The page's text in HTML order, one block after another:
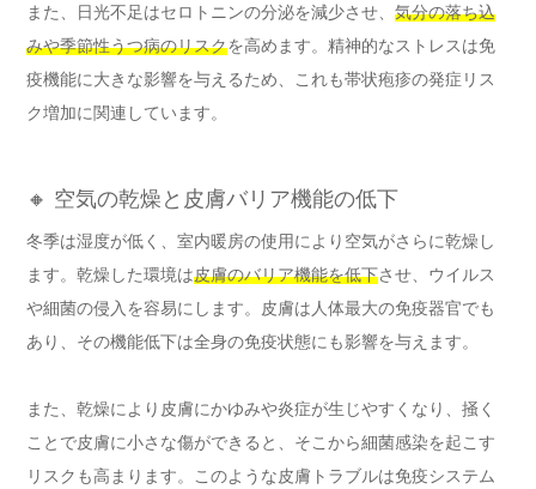
また、日光不足はセロトニンの分泌を減少させ、 気分の落ち込
みや季節性うつ病のリスクを高めます。精神的なストレスは免
疫機能に大きな影響を与えるため、これも帯状疱疹の発症リス
ク増加に関連しています。
🔸 空気の乾燥と皮膚バリア機能の低下
冬季は湿度が低く、室内暖房の使用により空気がさらに乾燥し
ます。乾燥した環境は皮膚のバリア機能を低下させ、ウイルス
や細菌の侵入を容易にします。皮膚は人体最大の免疫器官でも
あり、その機能低下は全身の免疫状態にも影響を与えます。
また、乾燥により皮膚にかゆみや炎症が生じやすくなり、掻く
ことで皮膚に小さな傷ができると、そこから細菌感染を起こす
リスクも高まります。このような皮膚トラブルは免疫システム